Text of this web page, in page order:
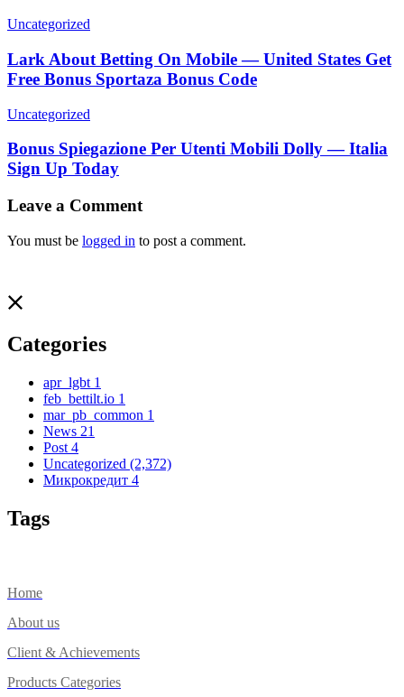
Uncategorized
Lark About Betting On Mobile — United States Get
Free Bonus Sportaza Bonus Code
Uncategorized
Bonus Spiegazione Per Utenti Mobili Dolly — Italia
Sign Up Today
Leave a Comment
You must be logged in to post a comment.
Categories
apr_lgbt 1
feb_bettilt.io 1
mar_pb_common 1
News 21
Post 4
Uncategorized (2,372)
Микрокредит 4
Tags
Home
About us
Client & Achievements
Products Categories